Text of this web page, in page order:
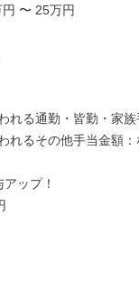
〜 25万円
れる通勤・皆勤・家
れるその他手当金額：
ップ！